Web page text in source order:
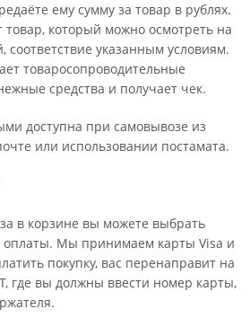
ему сумму за товар в рублях.
товар, который можно осмотреть на
указанным условиям.
товаросопроводительные
средства и получает чек.
доступна при самовывозе из
или использовании постамата.
в корзине вы можете выбрать
оплаты. Мы принимаем карты Visa и
покупку, вас перенаправит на
где вы должны ввести номер карты,